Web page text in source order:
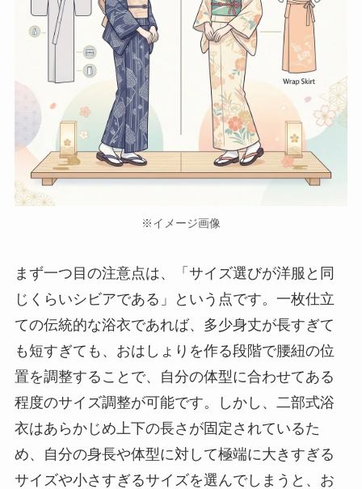
※イメージ画像
まず一つ目の注意点は、「サイズ選びが洋服と同
じくらいシビアである」という点です。一枚仕立
ての伝統的な浴衣であれば、多少身丈が長すぎて
も短すぎても、おはしょりを作る段階で腰紐の位
置を調整することで、自分の体型に合わせてある
程度のサイズ調整が可能です。しかし、二部式浴
衣はあらかじめ上下の長さが固定されているた
め、自分の身長や体型に対して極端に大きすぎる
サイズや小さすぎるサイズを選んでしまうと、お